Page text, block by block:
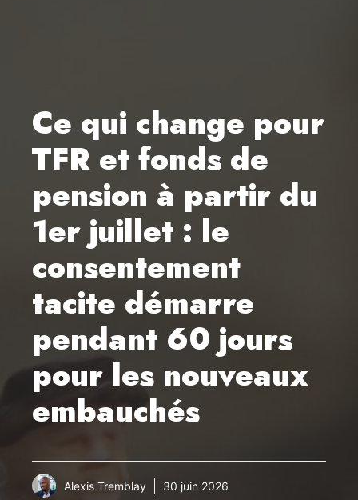
Ce qui change pour
TFR et fonds de
pension à partir du
1er juillet : le
consentement
tacite démarre
pendant 60 jours
pour les nouveaux
embauchés
Alexis Tremblay 30 juin 2026